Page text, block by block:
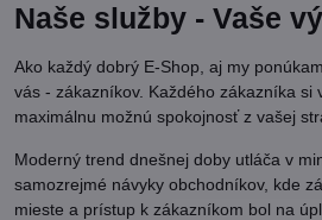
Naše služby - Vaše
Ako každý dobrý E-Shop, aj my
vás - zákazníkov. Každého zákazníka si
maximálnu možnú spokojnosť z vašej
Moderný trend dnešnej doby utláča v
samozrejmé návyky obchodníkov, kde
mieste a prístup k zákazníkom bol na